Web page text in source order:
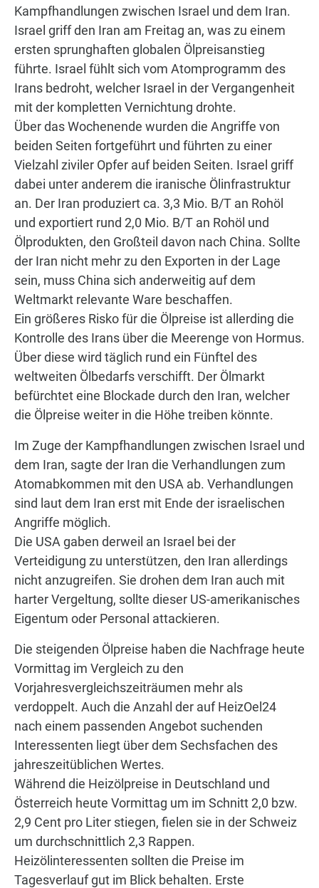
Kampfhandlungen zwischen Israel und dem Iran.
Israel griff den Iran am Freitag an, was zu einem
ersten sprunghaften globalen Ölpreisanstieg
führte. Israel fühlt sich vom Atomprogramm des
Irans bedroht, welcher Israel in der Vergangenheit
mit der kompletten Vernichtung drohte.
Über das Wochenende wurden die Angriffe von
beiden Seiten fortgeführt und führten zu einer
Vielzahl ziviler Opfer auf beiden Seiten. Israel griff
dabei unter anderem die iranische Ölinfrastruktur
an. Der Iran produziert ca. 3,3 Mio. B/T an Rohöl
und exportiert rund 2,0 Mio. B/T an Rohöl und
Ölprodukten, den Großteil davon nach China. Sollte
der Iran nicht mehr zu den Exporten in der Lage
sein, muss China sich anderweitig auf dem
Weltmarkt relevante Ware beschaffen.
Ein größeres Risko für die Ölpreise ist allerding die
Kontrolle des Irans über die Meerenge von Hormus.
Über diese wird täglich rund ein Fünftel des
weltweiten Ölbedarfs verschifft. Der Ölmarkt
befürchtet eine Blockade durch den Iran, welcher
die Ölpreise weiter in die Höhe treiben könnte.
Im Zuge der Kampfhandlungen zwischen Israel und
dem Iran, sagte der Iran die Verhandlungen zum
Atomabkommen mit den USA ab. Verhandlungen
sind laut dem Iran erst mit Ende der israelischen
Angriffe möglich.
Die USA gaben derweil an Israel bei der
Verteidigung zu unterstützen, den Iran allerdings
nicht anzugreifen. Sie drohen dem Iran auch mit
harter Vergeltung, sollte dieser US-amerikanisches
Eigentum oder Personal attackieren.
Die steigenden Ölpreise haben die Nachfrage heute
Vormittag im Vergleich zu den
Vorjahresvergleichszeiträumen mehr als
verdoppelt. Auch die Anzahl der auf HeizOel24
nach einem passenden Angebot suchenden
Interessenten liegt über dem Sechsfachen des
jahreszeitüblichen Wertes.
Während die Heizölpreise in Deutschland und
Österreich heute Vormittag um im Schnitt 2,0 bzw.
2,9 Cent pro Liter stiegen, fielen sie in der Schweiz
um durchschnittlich 2,3 Rappen.
Heizölinteressenten sollten die Preise im
Tagesverlauf gut im Blick behalten. Erste